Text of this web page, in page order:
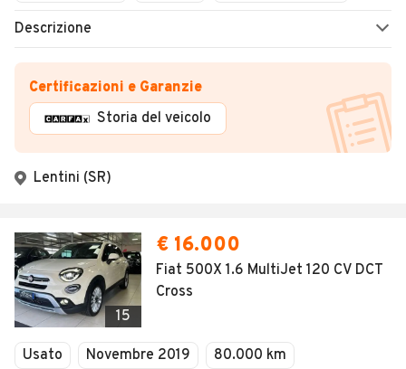
Descrizione
Certificazioni e Garanzie
Storia del veicolo
Lentini (SR)
15
€ 16.000
Fiat 500X 1.6 MultiJet 120 CV DCT
Cross
Usato Novembre 2019 80.000 km